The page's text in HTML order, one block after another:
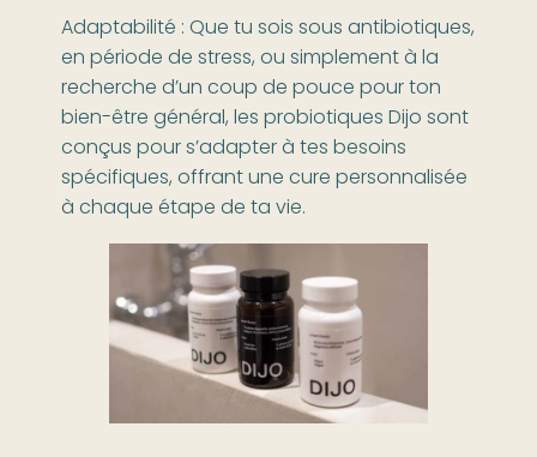
Adaptabilité : Que tu sois sous antibiotiques,
en période de stress, ou simplement à la
recherche d’un coup de pouce pour ton
bien-être général, les probiotiques Dijo sont
conçus pour s’adapter à tes besoins
spécifiques, offrant une cure personnalisée
à chaque étape de ta vie.